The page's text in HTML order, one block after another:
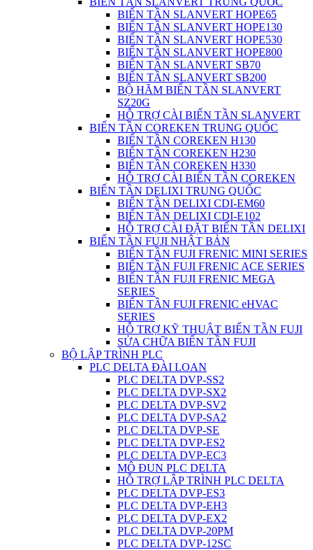
BIẾN TẦN SLANVERT HOPE65
BIẾN TẦN SLANVERT HOPE130
BIẾN TẦN SLANVERT HOPE530
BIẾN TẦN SLANVERT HOPE800
BIẾN TẦN SLANVERT SB70
BIẾN TẦN SLANVERT SB200
BỘ HÃM BIẾN TẦN SLANVERT
SZ20G
HỖ TRỢ CÀI BIẾN TẦN SLANVERT
BIẾN TẦN COREKEN TRUNG QUỐC
BIẾN TẦN COREKEN H130
BIẾN TẦN COREKEN H230
BIẾN TẦN COREKEN H330
HỖ TRỢ CÀI BIẾN TẦN COREKEN
BIẾN TẦN DELIXI TRUNG QUỐC
BIẾN TẦN DELIXI CDI-EM60
BIẾN TẦN DELIXI CDI-E102
HỖ TRỢ CÀI ĐẶT BIẾN TẦN DELIXI
BIẾN TẦN FUJI NHẬT BẢN
BIẾN TẦN FUJI FRENIC MINI SERIES
BIẾN TẦN FUJI FRENIC ACE SERIES
BIẾN TẦN FUJI FRENIC MEGA
SERIES
BIẾN TẦN FUJI FRENIC eHVAC
SERIES
HỖ TRỢ KỸ THUẬT BIẾN TẦN FUJI
SỬA CHỮA BIẾN TẦN FUJI
BỘ LẬP TRÌNH PLC
PLC DELTA ĐÀI LOAN
PLC DELTA DVP-SS2
PLC DELTA DVP-SX2
PLC DELTA DVP-SV2
PLC DELTA DVP-SA2
PLC DELTA DVP-SE
PLC DELTA DVP-ES2
PLC DELTA DVP-EC3
MÔ ĐUN PLC DELTA
HỖ TRỢ LẬP TRÌNH PLC DELTA
PLC DELTA DVP-ES3
PLC DELTA DVP-EH3
PLC DELTA DVP-EX2
PLC DELTA DVP-20PM
PLC DELTA DVP-12SC